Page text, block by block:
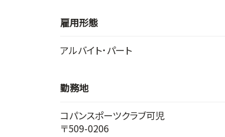
雇用形態
アルバイト･パート
勤務地
コパンスポーツクラブ可児
〒509-0206